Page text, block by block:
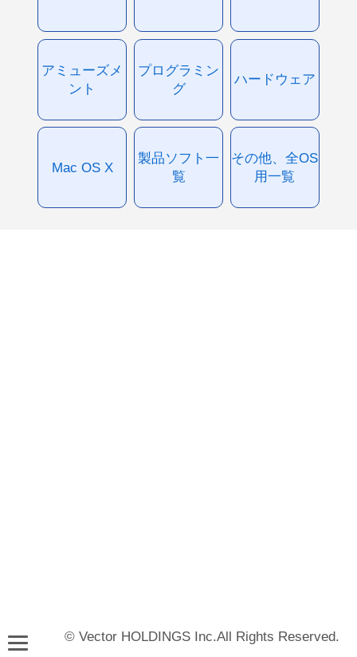
アミューズメ
ント
プログラミン
グ
ハードウェア
Mac OS X
製品ソフト一
覧
その他、全OS
用一覧
© Vector HOLDINGS Inc.All Rights Reserved.